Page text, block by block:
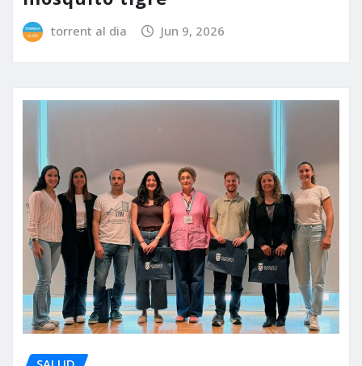
torrent al dia Jun 9, 2026